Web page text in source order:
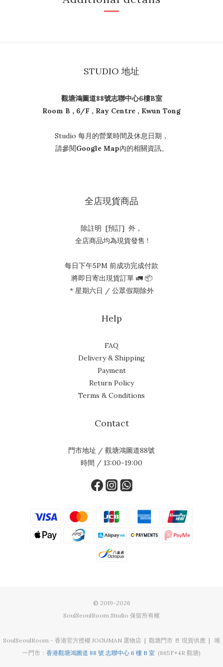
STUDIO 地址
觀塘鴻圖道88號志聯中心6樓B室
Room B , 6/F , Ray Centre , Kwun Tong
Studio 每月的營業時間及休息日期，
請參閱Google Map內的相關資訊。
全店現貨商品
除註明 [預訂] 外，
全店商品均為現貨發售 !
每日下午5PM 前成功完成付款
將即日寄出現貨訂單 🚛 📦
* 星期六日 / 公眾假期除外
Help
FAQ
Delivery & Shipping
Payment
Return Policy
Terms & Conditions
Contact
門市地址 / 觀塘鴻圖道88號
時間 / 13:00-19:00
© 2019-2026
SoulSeoulRoom Studio 保留所有權
SoulSeoulRoom - 香港官方授權 JOGUMAN 選物店 | 觀塘門市 🚪 現貨供應 | 唯
一門市： 香港觀塘鴻圖道 88 號 志聯中心 6 樓 B 室 (865F+4R 觀塘)